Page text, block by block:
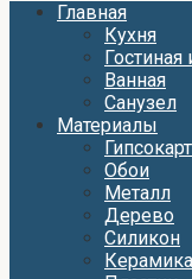
Главная
Кухня
Ванная
Санузел
Материалы
Обои
Металл
Дерево
Силикон
Керамика